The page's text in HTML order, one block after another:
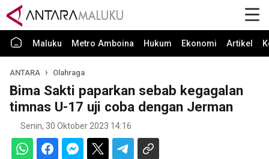
Maluku Metro Amboina Hukum Ekonomi Artikel
ANTARA Olahraga
Bima Sakti paparkan sebab kegagalan
timnas U-17 uji coba dengan Jerman
Senin, 30 Oktober 2023 14:16